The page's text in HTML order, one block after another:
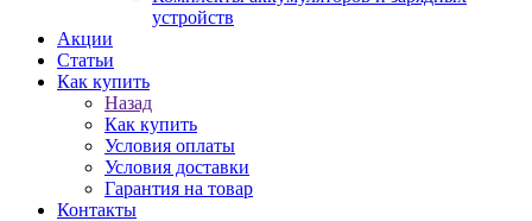
устройств
Акции
Статьи
Как купить
Назад
Как купить
Условия оплаты
Условия доставки
Гарантия на товар
Контакты